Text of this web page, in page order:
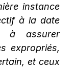
instance
à la date
à assurer
expropriés,
et ceux